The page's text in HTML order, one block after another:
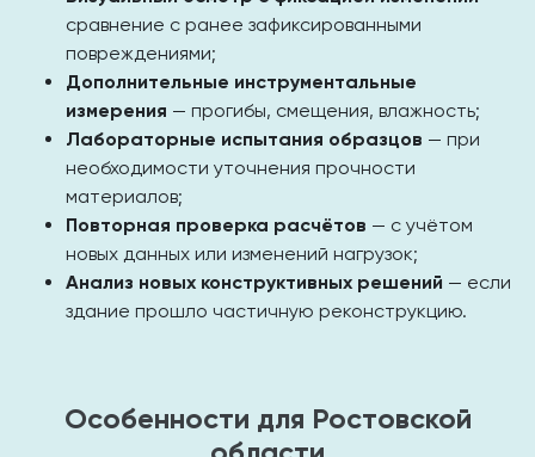
сравнение с ранее зафиксированными
повреждениями;
Дополнительные инструментальные
измерения — прогибы, смещения, влажность;
Лабораторные испытания образцов — при
необходимости уточнения прочности
материалов;
Повторная проверка расчётов — с учётом
новых данных или изменений нагрузок;
Анализ новых конструктивных решений — если
здание прошло частичную реконструкцию.
Особенности для Ростовской